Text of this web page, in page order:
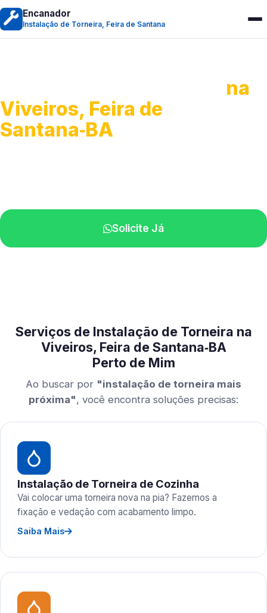
Encanador
Instalação de Torneira, Feira de Santana
na
Viveiros, Feira de
Santana‑BA
Solicite Já
Serviços de Instalação de Torneira na
Viveiros, Feira de Santana‑BA
Perto de Mim
Ao buscar por "instalação de torneira mais
próxima", você encontra soluções precisas:
Instalação de Torneira de Cozinha
Vai colocar uma torneira nova na pia? Fazemos a
fixação e vedação com acabamento limpo.
Saiba Mais